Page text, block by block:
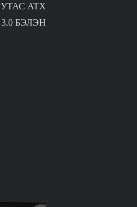
УТАС ATX
3.0 БЭЛЭН